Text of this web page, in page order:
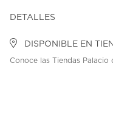
DETALLES
DISPONIBLE EN
Conoce las Tiendas